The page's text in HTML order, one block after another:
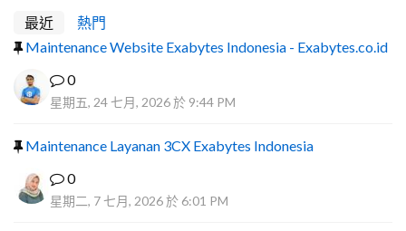
最近
熱門
Maintenance Website Exabytes Indonesia - Exabytes.co.id
0
星期五, 24 七月, 2026 於 9:44 PM
Maintenance Layanan 3CX Exabytes Indonesia
0
星期二, 7 七月, 2026 於 6:01 PM